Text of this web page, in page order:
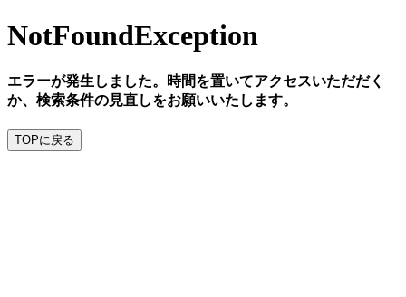
NotFoundException
エラーが発生しました。時間を置いてアクセスいただだく
か、検索条件の見直しをお願いいたします。
TOPに戻る